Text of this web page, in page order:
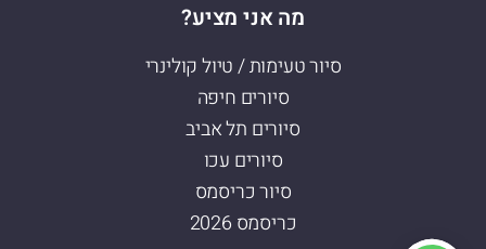
מה אני מציע?
סיור טעימות / טיול קולינרי
סיורים חיפה
סיורים תל אביב
סיורים עכו
סיור כריסמס
כריסמס 2026